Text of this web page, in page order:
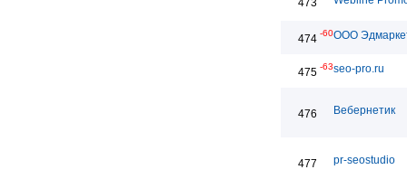
473
474 -60ООО
475 -63seo-pro.ru
476 Вебернетик
477 pr-seostudio